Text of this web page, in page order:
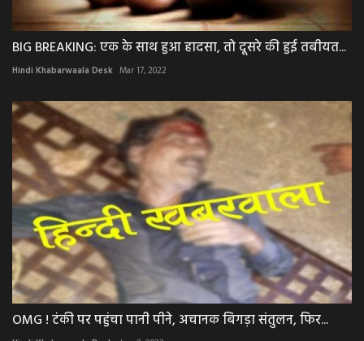
BIG BREAKING: एक के साथ हुआ हादसा, तो दूसरे की हुई तबीयत...
Hindi Khabarwaala Desk Mar 17, 2022
OMG ! टंकी पर पहुंचा पानी पीने, अचानक बिगड़ा संतुलन, फिर...